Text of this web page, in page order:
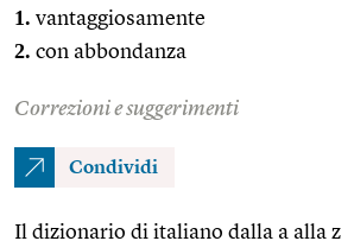
1. vantaggiosamente
2. con abbondanza
Correzioni e suggerimenti
Condividi
Il dizionario di italiano dalla a alla z